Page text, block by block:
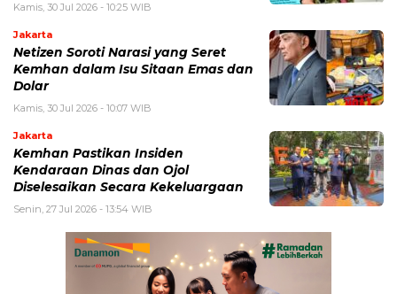
Kamis, 30 Jul 2026 - 10:25 WIB
Jakarta
Netizen Soroti Narasi yang Seret
Kemhan dalam Isu Sitaan Emas dan
Dolar
Kamis, 30 Jul 2026 - 10:07 WIB
Jakarta
Kemhan Pastikan Insiden
Kendaraan Dinas dan Ojol
Diselesaikan Secara Kekeluargaan
Senin, 27 Jul 2026 - 13:54 WIB